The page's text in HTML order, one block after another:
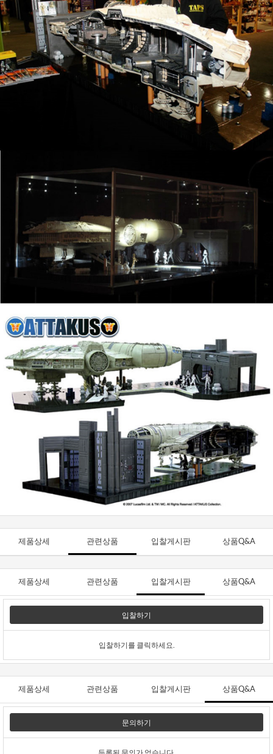
제품상세 관련상품 입찰게시판 상품Q&A
제품상세 관련상품 입찰게시판 상품Q&A
입찰하기
입찰하기를 클릭하세요.
제품상세 관련상품 입찰게시판 상품Q&A
문의하기